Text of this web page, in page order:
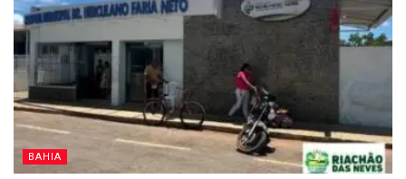
BAHIA